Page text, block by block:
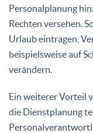
Personalplanung
Rechten versehen.
Urlaub eintragen,
beispielsweise auf
verändern.
Ein weiterer Vorteil
die Dienstplanung